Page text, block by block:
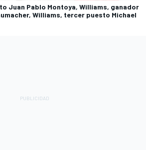
Juan Pablo Montoya, Williams, ganador
Williams, tercer puesto Michael